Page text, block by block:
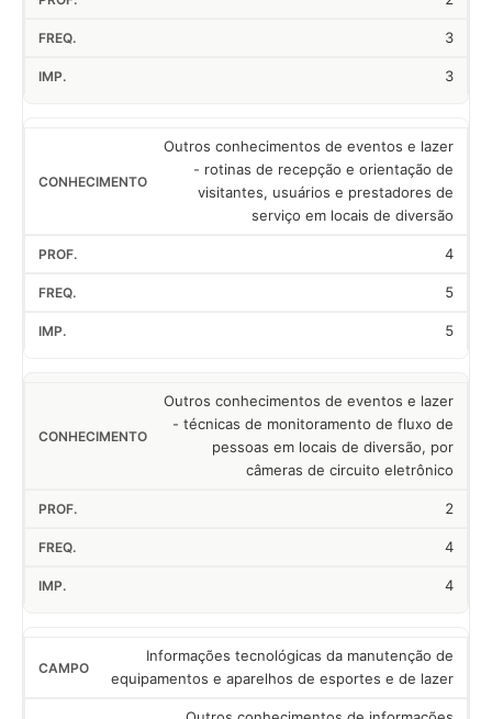
3
3
Outros conhecimentos de eventos e lazer
- rotinas de recepção e orientação de
visitantes, usuários e prestadores de
serviço em locais de diversão
4
5
5
Outros conhecimentos de eventos e lazer
- técnicas de monitoramento de fluxo de
pessoas em locais de diversão, por
câmeras de circuito eletrônico
2
4
4
Informações tecnológicas da manutenção de
equipamentos e aparelhos de esportes e de lazer